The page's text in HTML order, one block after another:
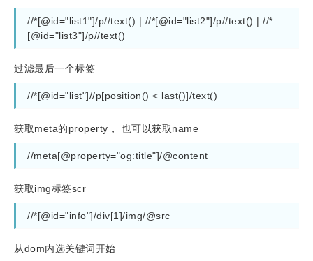
//*[@id="list1"]/p//text() | //*[@id="list2"]/p//text() | //*
[@id="list3"]/p//text()
过滤最后一个标签
//*[@id="list"]//p[position() < last()]/text()
获取meta的property， 也可以获取name
//meta[@property="og:title"]/@content
获取img标签scr
//*[@id="info"]/div[1]/img/@src
从dom内选关键词开始